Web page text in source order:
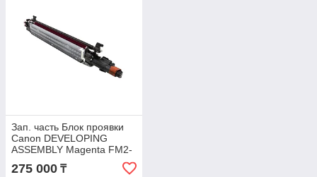
Зап. часть Блок проявки
Canon DEVELOPING
ASSEMBLY Magenta FM2-
275 000 ₸